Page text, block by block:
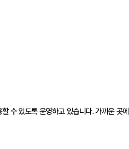
있도록 운영하고 있습니다. 가까운 곳